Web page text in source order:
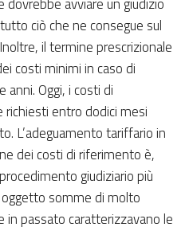
ciò che ne consegue sul
il termine prescrizionale
costi minimi in caso di
anni. Oggi, i costi di
entro dodici mesi
L’adeguamento tariffario in
dei costi di riferimento è,
giudiziario più
somme di molto
passato caratterizzavano le